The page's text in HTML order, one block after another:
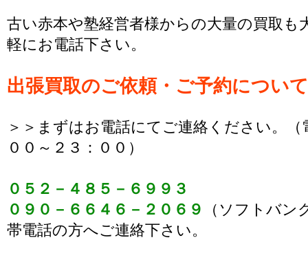
古い赤本や塾経営者様からの大量の買取も
軽にお電話下さい。
出張買取のご依頼・ご予約について
＞＞まずはお電話にてご連絡ください。
００～２３：００）
０５２－４８５－６９９３
０９０－６６４６－２０６９
（ソフトバン
帯電話の方へご連絡下さい。